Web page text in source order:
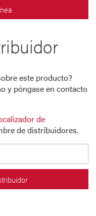
este producto?
y póngase en contacto
de
de distribuidores.